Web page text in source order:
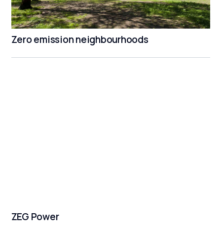
Zero emission neighbourhoods
ZEG Power